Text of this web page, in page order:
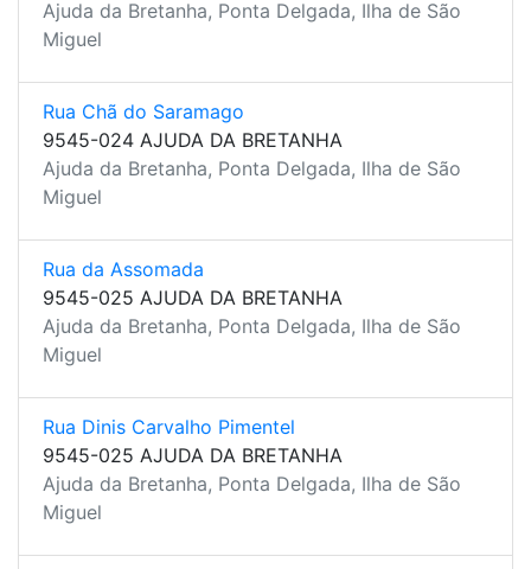
Ajuda da Bretanha, Ponta Delgada, Ilha de São
Miguel
Rua Chã do Saramago
9545-024 AJUDA DA BRETANHA
Ajuda da Bretanha, Ponta Delgada, Ilha de São
Miguel
Rua da Assomada
9545-025 AJUDA DA BRETANHA
Ajuda da Bretanha, Ponta Delgada, Ilha de São
Miguel
Rua Dinis Carvalho Pimentel
9545-025 AJUDA DA BRETANHA
Ajuda da Bretanha, Ponta Delgada, Ilha de São
Miguel